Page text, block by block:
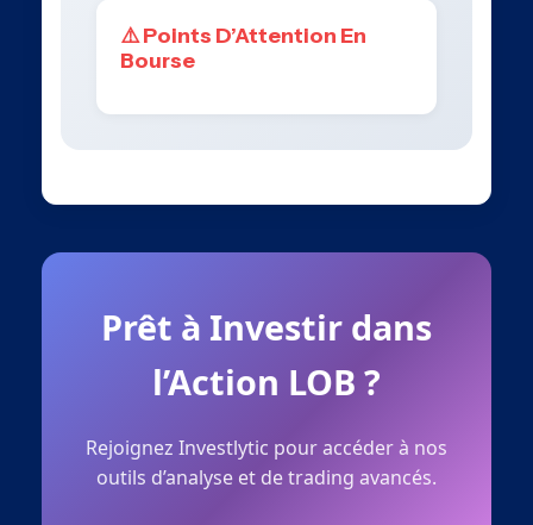
⚠️ Points D’Attention En
Bourse
Prêt à Investir dans
l’Action LOB ?
Rejoignez Investlytic pour accéder à nos
outils d’analyse et de trading avancés.